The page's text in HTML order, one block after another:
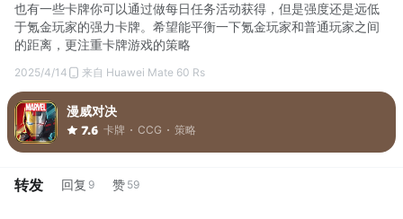
也有一些卡牌你可以通过做每日任务活动获得，但是强度还是远低
于氪金玩家的强力卡牌。希望能平衡一下氪金玩家和普通玩家之间
的距离，更注重卡牌游戏的策略
2025/4/14 来自 Huawei Mate 60 Rs
漫威对决
7.6 卡牌 CCG 策略
转发 回复 9 赞 59